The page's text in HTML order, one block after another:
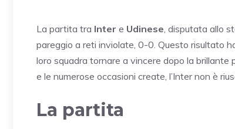
La partita tra Inter e Udinese , disputata allo
pareggio a reti inviolate, 0-0. Questo risultato
loro squadra tornare a vincere dopo la brillante
e le numerose occasioni create, l’Inter non è
La partita